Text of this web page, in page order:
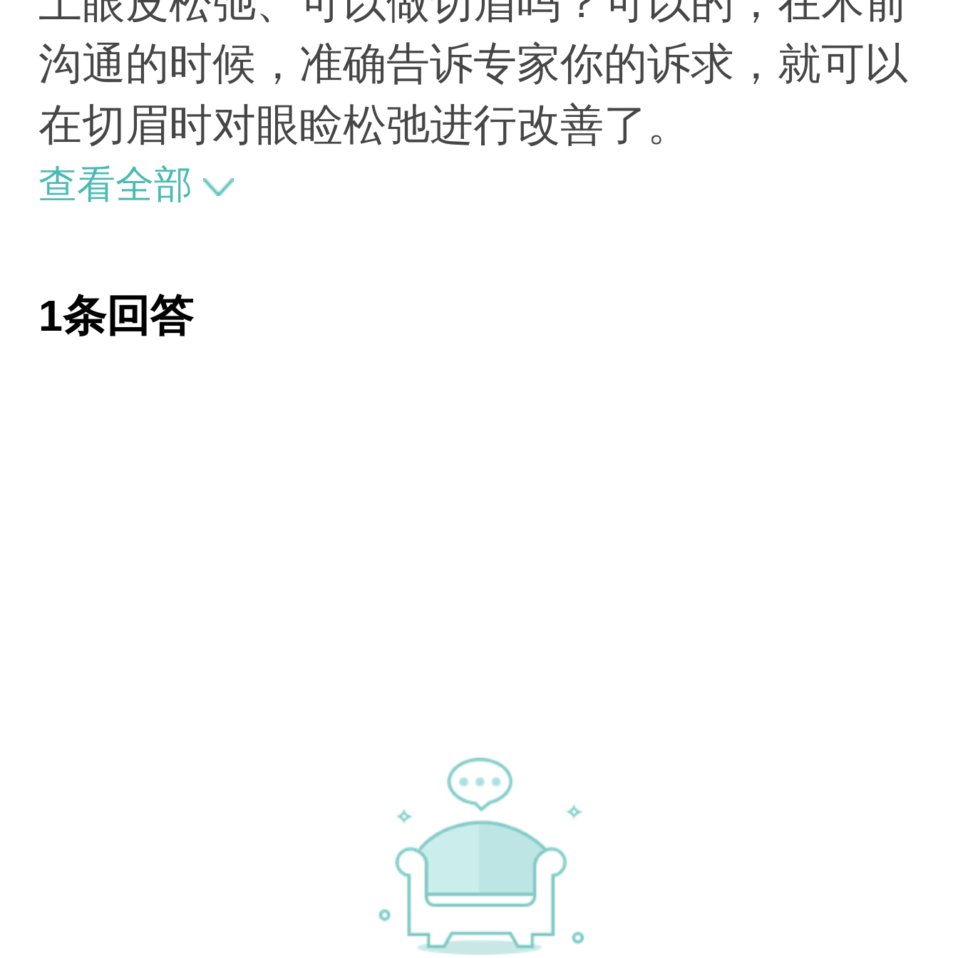
沟通的时候，准确告诉专家你的诉求，就可以
在切眉时对眼睑松弛进行改善了。
查看全部
1条回答